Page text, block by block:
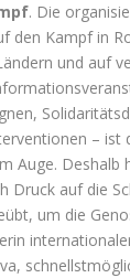
. Die
den Kampf in
und auf
– ist
Auge. Deshalb
Druck auf die
um die